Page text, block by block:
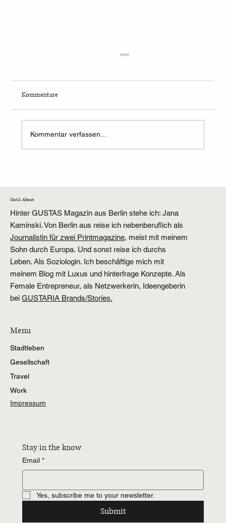
Kommentare
Kommentar verfassen...
Out & About
Hinter GUSTAS Magazin aus Berlin stehe ich: Jana
Kaminski. Von Berlin aus reise ich nebenberuflich als
Journalistin für zwei Printmagazine, meist mit meinem
Sohn durch Europa. Und sonst reise ich durchs
Leben. Als Soziologin. Ich beschäftige mich mit
meinem Blog mit Luxus und hinterfrage Konzepte. Als
Female Entrepreneur, als Netzwerkerin, Ideengeberin
bei GUSTARIA Brands/Stories.
Menu
Stadtleben
Gesellschaft
Travel
Work
Impressum
Stay in the know
Email *
Yes, subscribe me to your newsletter.
Submit